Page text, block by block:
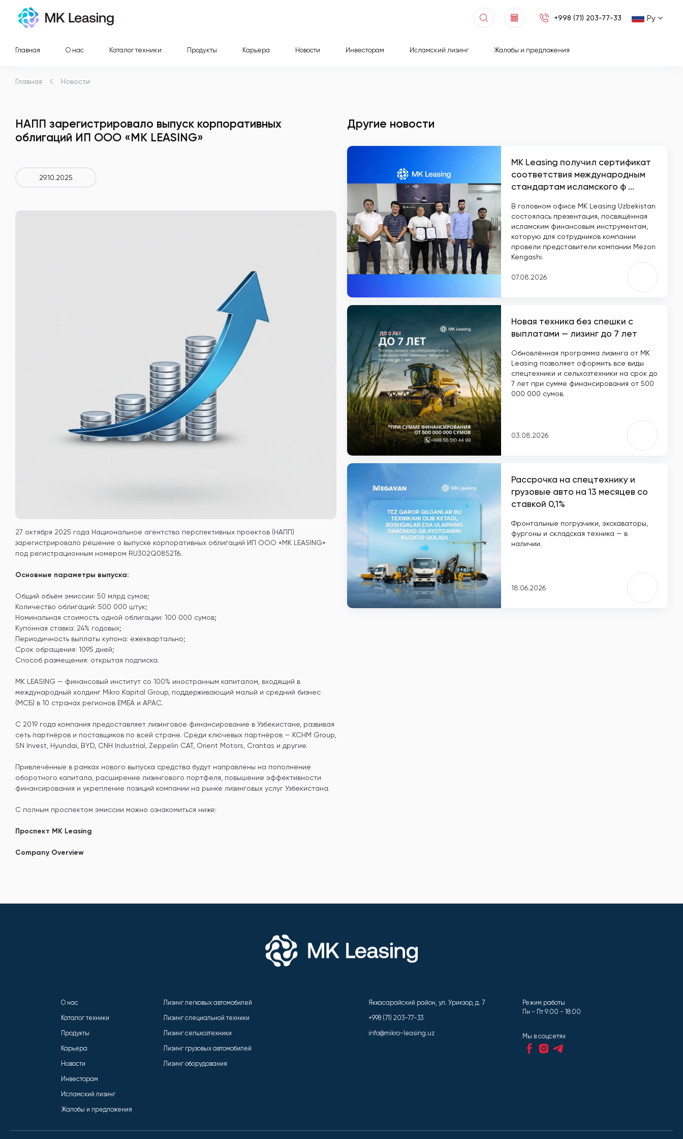
+998 (71) 203-77-33 Ру
Главная О нас Каталог техники Продукты Карьера Новости Инвесторам Исламский лизинг Жалобы и предложения
Главная Новости
НАПП зарегистрировало выпуск корпоративных
облигаций ИП ООО «MK LEASING»
29.10.2025
27 октября 2025 года Национальное агентство перспективных проектов (НАПП)
зарегистрировало решение о выпуске корпоративных облигаций ИП ООО «MK LEASING»
под регистрационным номером RU302Q0852T6.
Основные параметры выпуска:
Общий объём эмиссии: 50 млрд сумов;
Количество облигаций: 500 000 штук;
Номинальная стоимость одной облигации: 100 000 сумов;
Купонная ставка: 24% годовых;
Периодичность выплаты купона: ежеквартально;
Срок обращения: 1095 дней;
Способ размещения: открытая подписка.
MK LEASING — финансовый институт со 100% иностранным капиталом, входящий в
международный холдинг Mikro Kapital Group, поддерживающий малый и средний бизнес
(МСБ) в 10 странах регионов EMEA и APAC.
С 2019 года компания предоставляет лизинговое финансирование в Узбекистане, развивая
сеть партнёров и поставщиков по всей стране. Среди ключевых партнёров — KCHM Group,
SN Invest, Hyundai, BYD, CNH Industrial, Zeppelin CAT, Orient Motors, Crantas и другие.
Привлечённые в рамках нового выпуска средства будут направлены на пополнение
оборотного капитала, расширение лизингового портфеля, повышение эффективности
финансирования и укрепление позиций компании на рынке лизинговых услуг Узбекистана.
С полным проспектом эмиссии можно ознакомиться ниже:
Проспект MK Leasing
Company Overview
Другие новости
MK Leasing получил сертификат
соответствия международным
стандартам исламского ф ...
В головном офисе MK Leasing Uzbekistan
состоялась презентация, посвящённая
исламским финансовым инструментам,
которую для сотрудников компании
провели представители компании Mezon
Kengashi.
07.08.2026
Новая техника без спешки с
выплатами — лизинг до 7 лет
Обновлённая программа лизинга от MK
Leasing позволяет оформить все виды
спецтехники и сельхозтехники на срок до
7 лет при сумме финансирования от 500
000 000 сумов.
03.08.2026
Рассрочка на спецтехнику и
грузовые авто на 13 месяцев со
ставкой 0,1%
Фронтальные погрузчики, экскаваторы,
фургоны и складская техника — в
наличии.
18.06.2026
О нас
Каталог техники
Продукты
Карьера
Новости
Инвесторам
Исламский лизинг
Жалобы и предложения
Лизинг легковых автомобилей
Лизинг специальной техники
Лизинг сельхозтехники
Лизинг грузовых автомобилей
Лизинг оборудования
Яккасарайский район, ул. Урикзор, д. 7
+998 (71) 203-77-33
info@mikro-leasing.uz
Режим работы
Пн - Пт 9:00 - 18:00
Мы в соцсетях